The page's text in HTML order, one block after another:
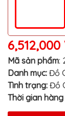
ĐỒ
CHƠI
XE
HƠI
MỚI
NHẤT
ĐỒ
CHƠI
XE
Mã sản phẩm:
Danh mục: Đồ
Tình trạng: Đồ
Thời gian